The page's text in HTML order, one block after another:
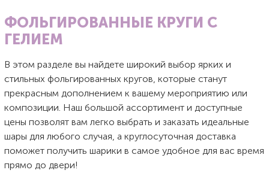
ФОЛЬГИРОВАННЫЕ КРУГИ С
ГЕЛИЕМ
В этом разделе вы найдете широкий выбор ярких и
стильных фольгированных кругов, которые станут
прекрасным дополнением к вашему мероприятию или
композиции. Наш большой ассортимент и доступные
цены позволят вам легко выбрать и заказать идеальные
шары для любого случая, а круглосуточная доставка
поможет получить шарики в самое удобное для вас время
прямо до двери!